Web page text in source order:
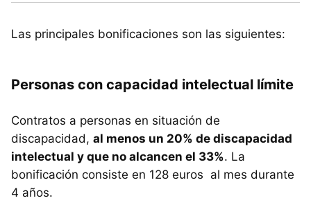
Las principales bonificaciones son las siguientes:
Personas con capacidad intelectual límite
Contratos a personas en situación de
discapacidad, al menos un 20% de discapacidad
intelectual y que no alcancen el 33%. La
bonificación consiste en 128 euros al mes durante
4 años.